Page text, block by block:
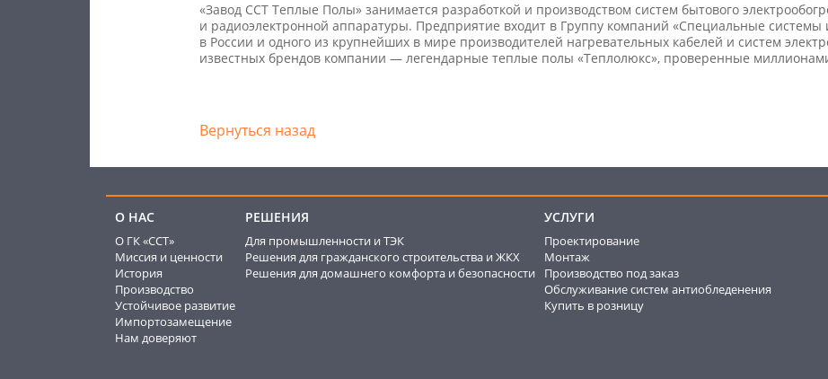
«Завод ССТ Теплые Полы» занимается разработкой и производством систем бытового
и радиоэлектронной аппаратуры. Предприятие входит в Группу компаний «Специальные системы
в России и одного из крупнейших в мире производителей нагревательных кабелей и систем
известных брендов компании — легендарные теплые полы «Теплолюкс», проверенные
Вернуться назад
О НАС
О ГК «ССТ»
Миссия и ценности
История
Производство
Устойчивое развитие
Импортозамещение
Нам доверяют
РЕШЕНИЯ
Для промышленности и ТЭК
Решения для гражданского строительства и ЖКХ
Решения для домашнего комфорта и безопасности
УСЛУГИ
Проектирование
Монтаж
Производство под заказ
Обслуживание систем антиобледенения
Купить в розницу